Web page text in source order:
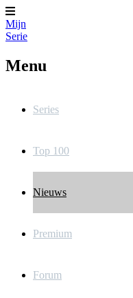
Mijn
Serie
Menu
Series
Top 100
Nieuws
Premium
Forum